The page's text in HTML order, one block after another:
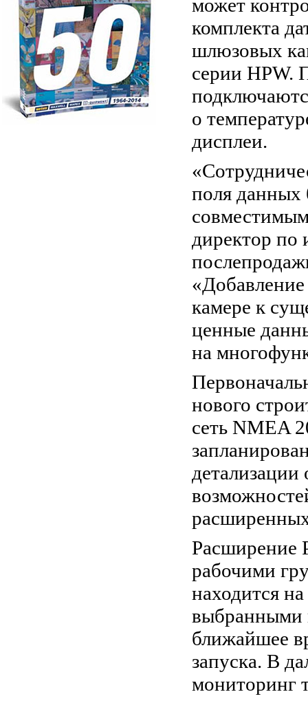
может
комплекта
шлюзовых
серии HPW.
о
дисплеи.
поля данных
директор по
камере к
ценные
на
нового
сеть NMEA
Расширение
рабочими
находится
выбранными
ближайшее
запуска. В
мониторинг